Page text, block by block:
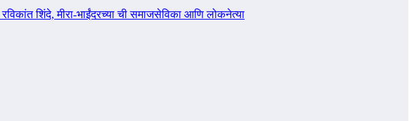
शिंदे, मीरा-भाईंदरच्या ची समाजसेविका आणि लोकनेत्या